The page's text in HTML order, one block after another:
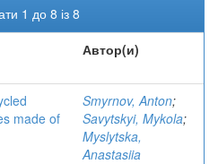
1 до 8 із 8
Автор(и)
made of
Smyrnov, Anton;
Savytskyi, Mykola;
Myslytska,
Anastasiia